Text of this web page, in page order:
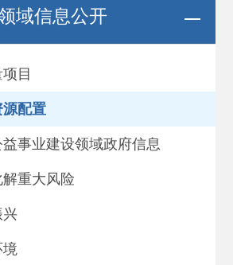
域信息公开
目
配置
事业建设领域政府信息
解重大风险
兴
境